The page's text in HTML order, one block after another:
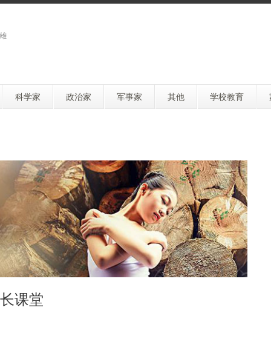
科学家 政治家 军事家 其他 学校教育
课堂